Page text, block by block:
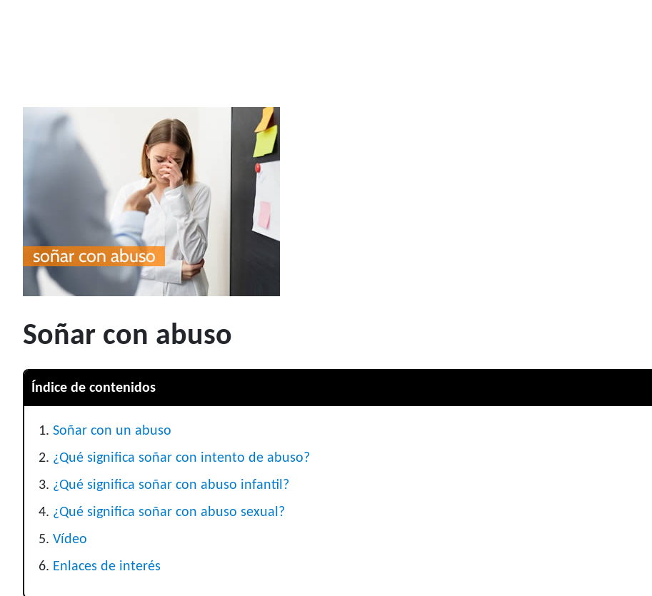
Soñar con abuso
Índice de contenidos
Soñar con un abuso
¿Qué significa soñar con intento de abuso?
¿Qué significa soñar con abuso infantil?
¿Qué significa soñar con abuso sexual?
Vídeo
Enlaces de interés